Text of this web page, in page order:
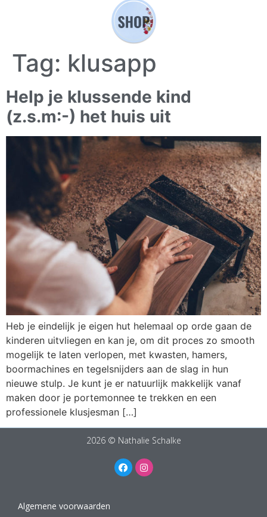
Tag: klusapp
Help je klussende kind
(z.s.m:-) het huis uit
Heb je eindelijk je eigen hut helemaal op orde gaan de
kinderen uitvliegen en kan je, om dit proces zo smooth
mogelijk te laten verlopen, met kwasten, hamers,
boormachines en tegelsnijders aan de slag in hun
nieuwe stulp. Je kunt je er natuurlijk makkelijk vanaf
maken door je portemonnee te trekken en een
professionele klusjesman […]
2026 © Nathalie Schalke
Algemene voorwaarden